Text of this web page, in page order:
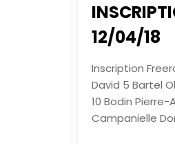
12/04/18
Inscription
David 5 Bartel
10 Bodin Pierre-
Campanielle